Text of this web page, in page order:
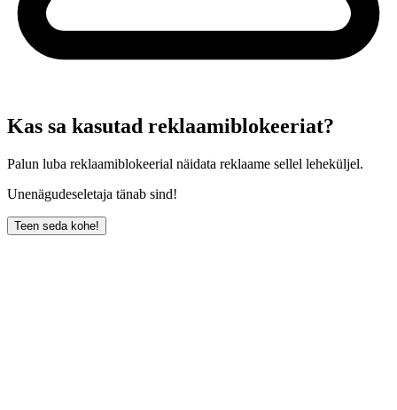
Kas sa kasutad reklaamiblokeeriat?
Palun luba reklaamiblokeerial näidata reklaame sellel leheküljel.
Unenägudeseletaja tänab sind!
Teen seda kohe!